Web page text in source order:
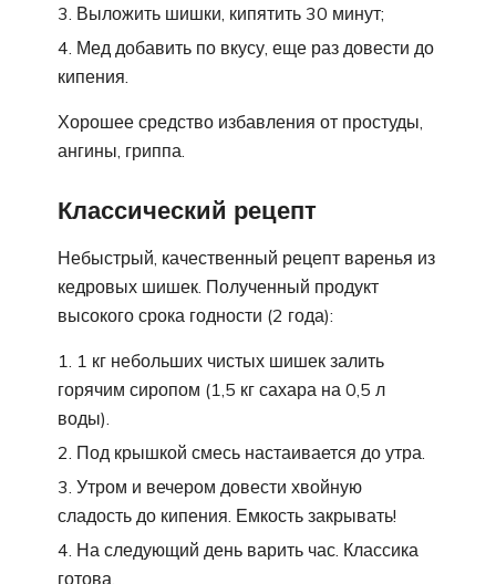
Выложить шишки, кипятить 30 минут;
Мед добавить по вкусу, еще раз довести до
кипения.
Хорошее средство избавления от простуды,
ангины, гриппа.
Классический рецепт
Небыстрый, качественный рецепт варенья из
кедровых шишек. Полученный продукт
высокого срока годности (2 года):
1 кг небольших чистых шишек залить
горячим сиропом (1,5 кг сахара на 0,5 л
воды).
Под крышкой смесь настаивается до утра.
Утром и вечером довести хвойную
сладость до кипения. Емкость закрывать!
На следующий день варить час. Классика
готова.